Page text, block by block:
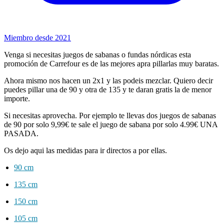
Miembro desde 2021
Venga si necesitas juegos de sabanas o fundas nórdicas esta
promoción de Carrefour es de las mejores apra pillarlas muy baratas.
Ahora mismo nos hacen un 2x1 y las podeis mezclar. Quiero decir
puedes pillar una de 90 y otra de 135 y te daran gratis la de menor
importe.
Si necesitas aprovecha. Por ejemplo te llevas dos juegos de sabanas
de 90 por solo 9,99€ te sale el juego de sabana por solo 4.99€ UNA
PASADA.
Os dejo aqui las medidas para ir directos a por ellas.
90 cm
135 cm
150 cm
105 cm